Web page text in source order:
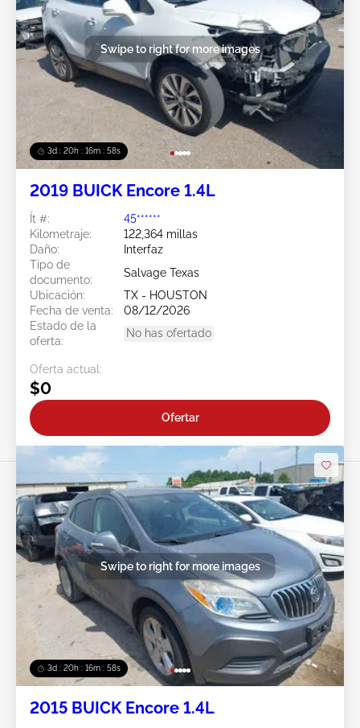
3d : 20h : 16m : 55s
Swipe to right for more images
2019 BUICK Encore 1.4L
Ít #:
45******
Kilometraje:
122,364 millas
Daño:
Interfaz
Tipo de
documento:
Salvage Texas
Ubicación:
TX - HOUSTON
Fecha de venta:
08/12/2026
Estado de la
oferta:
No has ofertado
Oferta actual:
$0
Ofertar
3d : 20h : 16m : 55s
Swipe to right for more images
2015 BUICK Encore 1.4L